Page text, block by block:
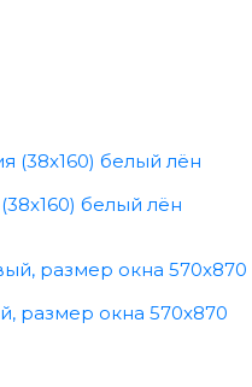
белый лён
размер окна 570x870